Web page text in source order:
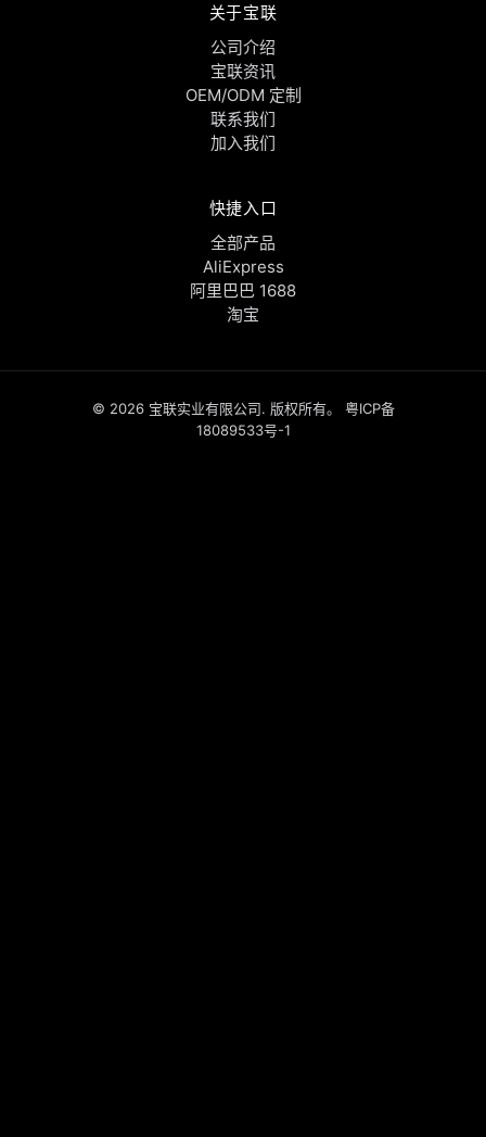
关于宝联
公司介绍
宝联资讯
OEM/ODM 定制
联系我们
加入我们
快捷入口
全部产品
AliExpress
阿里巴巴 1688
淘宝
© 2026 宝联实业有限公司. 版权所有。 粤ICP备
18089533号-1